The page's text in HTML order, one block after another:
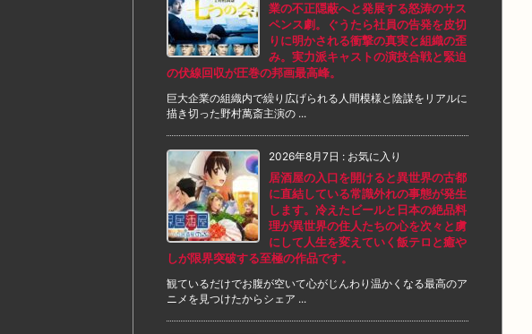
業の不正隠蔽へと発展する怒涛のサス
ペンス劇。ぐうたら社員の告発を皮切
りに明かされる衝撃の真実と組織の歪
み。実力派キャストの演技合戦と緊迫
の伏線回収が圧巻の邦画最高峰。
巨大企業の組織内で繰り広げられる人間模様と陰謀をリアルに
描き切った野村萬斎主演の ...
2026年8月7日 : お気に入り
居酒屋の入口を開けると異世界の古都
に直結している常識外れの事態が発生
します。冷えたビールと日本の絶品料
理が異世界の住人たちの心を次々と虜
にして人生を変えていく飯テロと癒や
しが限界突破する至極の作品です。
観ているだけでお腹が空いて心がじんわり温かくなる最高のア
ニメを見つけたからシェア ...